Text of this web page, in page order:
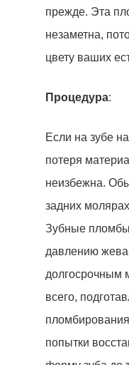
прежде. Эта
незаметна,
цвету ваших
Процедура:
Если на зубе
потеря
неизбежна.
задних
Зубные пломбы
давлению
долгосрочным
всего,
попытки